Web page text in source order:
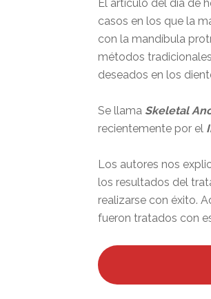
El artículo del día de
casos en los que la
con la mandíbula
métodos
deseados en los
Se llama Skeletal
recientemente por el
Los autores nos
los resultados del
realizarse con éxito.
fueron tratados con